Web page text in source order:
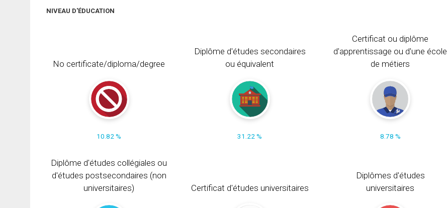
NIVEAU D'ÉDUCATION
No certificate/diploma/degree
10.82 %
Diplôme d'études secondaires
ou équivalent
31.22 %
Certificat ou diplôme
d'apprentissage ou d'une école
de métiers
8.78 %
Diplôme d'études collégiales ou
d'études postsecondaires (non
universitaires)
Certificat d'études universitaires
Diplômes d'études
universitaires